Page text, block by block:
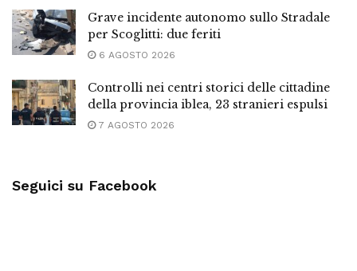
Grave incidente autonomo sullo Stradale
per Scoglitti: due feriti
6 AGOSTO 2026
Controlli nei centri storici delle cittadine
della provincia iblea, 23 stranieri espulsi
7 AGOSTO 2026
Seguici su Facebook